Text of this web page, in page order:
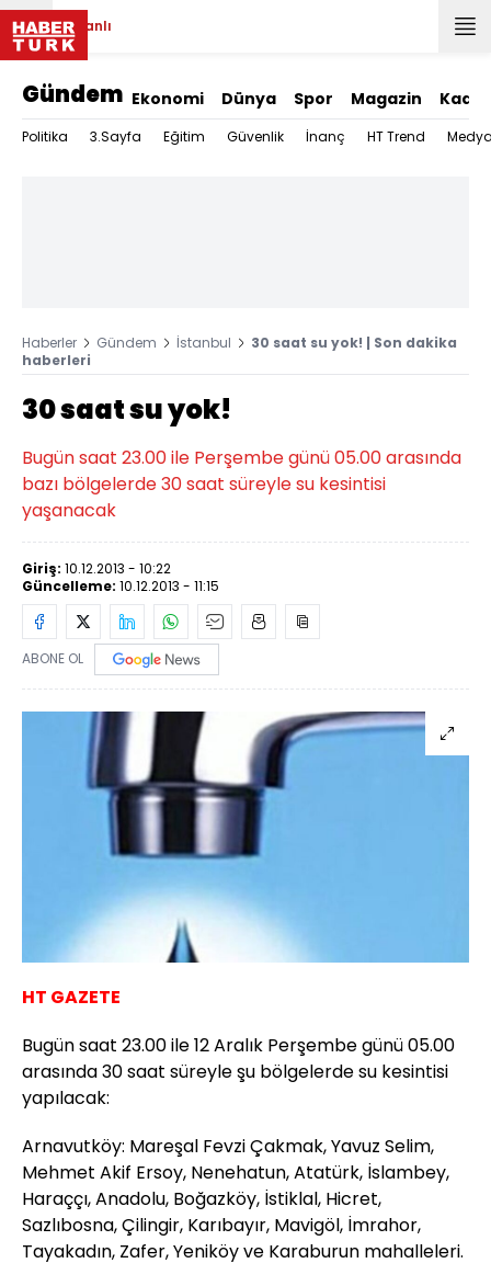
Canlı
Gündem Ekonomi Dünya Spor Magazin Kadın
Politika 3.Sayfa Eğitim Güvenlik İnanç HT Trend
Haberler Gündem İstanbul
30 saat su yok! | Son dakika
haberleri
30 saat su yok!
Bugün saat 23.00 ile Perşembe günü 05.00 arasında
bazı bölgelerde 30 saat süreyle su kesintisi
yaşanacak
Giriş: 10.12.2013 - 10:22
Güncelleme: 10.12.2013 - 11:15
ABONE OL
HT GAZETE
Bugün saat 23.00 ile 12 Aralık Perşembe günü 05.00
arasında 30 saat süreyle şu bölgelerde su kesintisi
yapılacak:
Arnavutköy: Mareşal Fevzi Çakmak, Yavuz Selim,
Mehmet Akif Ersoy, Nenehatun, Atatürk, İslambey,
Haraççı, Anadolu, Boğazköy, İstiklal, Hicret,
Sazlıbosna, Çilingir, Karıbayır, Mavigöl, İmrahor,
Tayakadın, Zafer, Yeniköy ve Karaburun mahalleleri.